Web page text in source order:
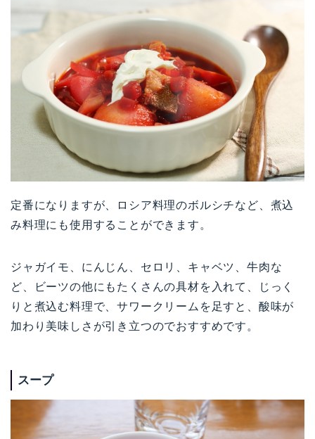
定番になりますが、ロシア料理のボルシチなど、煮込
み料理にも使用することができます。
ジャガイモ、にんじん、セロリ、キャベツ、牛肉な
ど、ビーツの他にもたくさんの具材を入れて、じっく
りと煮込む料理で、サワークリームを足すと、酸味が
加わり美味しさが引き立つのでおすすめです。
スープ